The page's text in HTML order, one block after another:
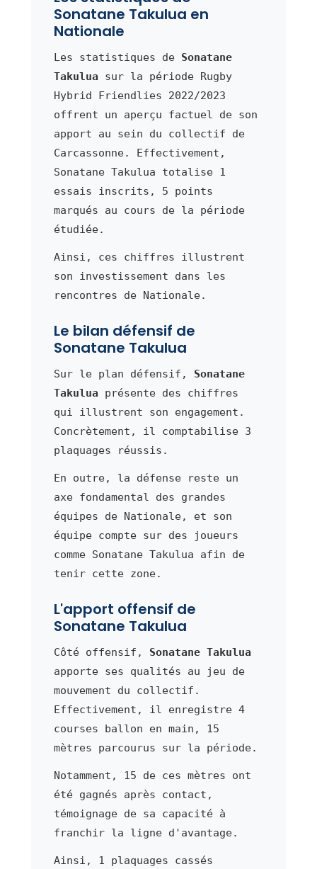
Sonatane Takulua en
Nationale
Les statistiques de Sonatane
Takulua sur la période Rugby
Hybrid Friendlies 2022/2023
offrent un aperçu factuel de son
apport au sein du collectif de
Carcassonne. Effectivement,
Sonatane Takulua totalise 1
essais inscrits, 5 points
marqués au cours de la période
étudiée.
Ainsi, ces chiffres illustrent
son investissement dans les
rencontres de Nationale.
Le bilan défensif de
Sonatane Takulua
Sur le plan défensif, Sonatane
Takulua présente des chiffres
qui illustrent son engagement.
Concrètement, il comptabilise 3
plaquages réussis.
En outre, la défense reste un
axe fondamental des grandes
équipes de Nationale, et son
équipe compte sur des joueurs
comme Sonatane Takulua afin de
tenir cette zone.
L'apport offensif de
Sonatane Takulua
Côté offensif, Sonatane Takulua
apporte ses qualités au jeu de
mouvement du collectif.
Effectivement, il enregistre 4
courses ballon en main, 15
mètres parcourus sur la période.
Notamment, 15 de ces mètres ont
été gagnés après contact,
témoignage de sa capacité à
franchir la ligne d'avantage.
Ainsi, 1 plaquages cassés